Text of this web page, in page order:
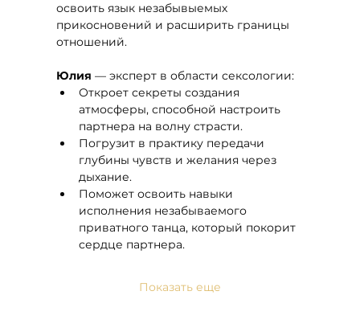
освоить язык незабывыемых
прикосновений и расширить границы
отношений.
Юлия — эксперт в области сексологии:
Откроет секреты создания
атмосферы, способной настроить
партнера на волну страсти.
Погрузит в практику передачи
глубины чувств и желания через
дыхание.
Поможет освоить навыки
исполнения незабываемого
приватного танца, который покорит
сердце партнера.
Показать еще